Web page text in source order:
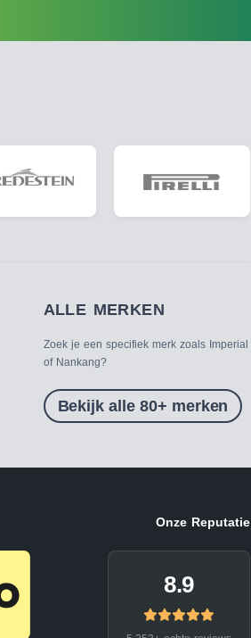
ALLE MERKEN
Zoek je een specifiek merk zoals Imperial
of Nankang?
Bekijk alle 80+ merken
Onze Reputatie
8.9